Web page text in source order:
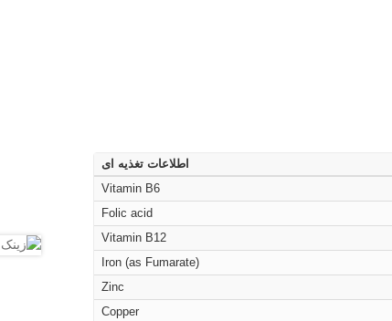
اطلاعات تغذیه ای
Vitamin B6
Folic acid
Vitamin B12
Iron (as Fumarate)
Zinc
Copper